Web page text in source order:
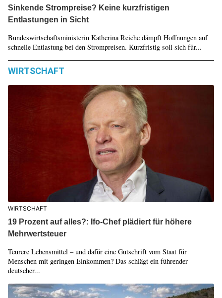
Sinkende Strompreise? Keine kurzfristigen
Entlastungen in Sicht
Bundeswirtschaftsministerin Katherina Reiche dämpft Hoffnungen auf
schnelle Entlastung bei den Strompreisen. Kurzfristig soll sich für...
WIRTSCHAFT
WIRTSCHAFT
19 Prozent auf alles?: Ifo-Chef plädiert für höhere
Mehrwertsteuer
Teurere Lebensmittel – und dafür eine Gutschrift vom Staat für
Menschen mit geringen Einkommen? Das schlägt ein führender
deutscher...